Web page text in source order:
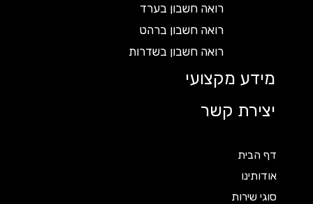
רואה חשבון בערד
רואה חשבון ברהט
רואה חשבון בשדרות
מידע מקצועי
יצירת קשר
דף הבית
אודותינו
סוגי שירות